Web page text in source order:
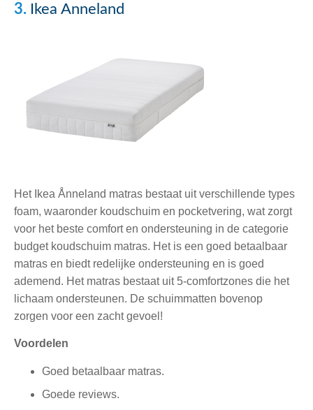
3. Ikea Anneland
Het Ikea Ånneland matras bestaat uit verschillende types
foam, waaronder koudschuim en pocketvering, wat zorgt
voor het beste comfort en ondersteuning in de categorie
budget koudschuim matras. Het is een goed betaalbaar
matras en biedt redelijke ondersteuning en is goed
ademend. Het matras bestaat uit 5-comfortzones die het
lichaam ondersteunen. De schuimmatten bovenop
zorgen voor een zacht gevoel!
Voordelen
Goed betaalbaar matras.
Goede reviews.